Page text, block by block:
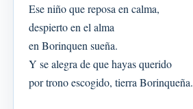
Ese niño que reposa en calma,
despierto en el alma
en Borinquen sueña.
Y se alegra de que hayas querido
por trono escogido, tierra Borinqueña.